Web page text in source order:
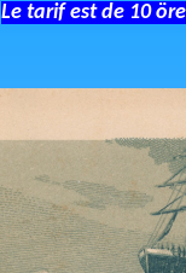
Le tarif est de 10